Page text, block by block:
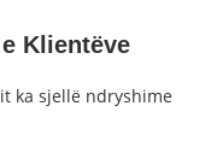
Klientëve
ka sjellë ndryshime